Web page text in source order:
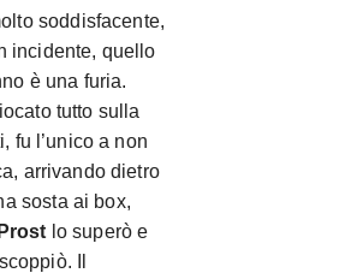
soddisfacente,
incidente, quello
è una furia.
tutto sulla
fu l’unico a non
arrivando dietro
sosta ai box,
Prost lo superò e
Il